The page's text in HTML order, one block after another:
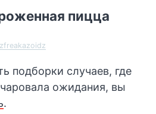
пицца
zfreakazoidz
подборки случаев, где
ожидания, вы
.